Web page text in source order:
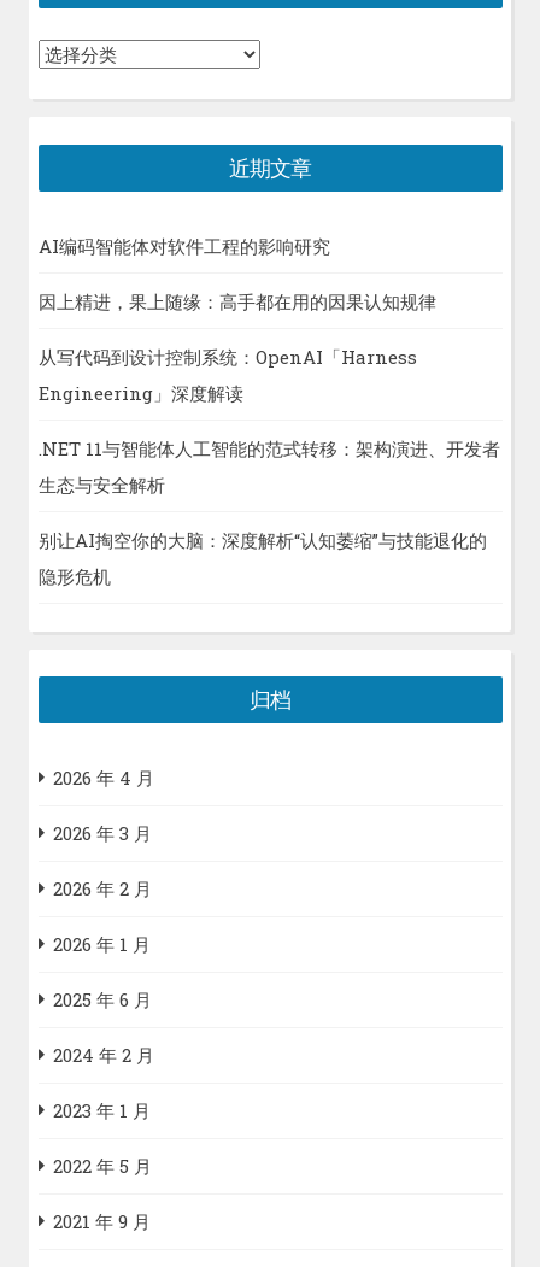
分
近期文章
AI编码智能体对软件工程的影响研究
因上精进，果上随缘：高手都在用的因果认知规律
从写代码到设计控制系统：OpenAI「Harness
Engineering」深度解读
.NET 11与智能体人工智能的范式转移：架构演进、开发者
生态与安全解析
别让AI掏空你的大脑：深度解析“认知萎缩”与技能退化的
隐形危机
归档
2026 年 4 月
2026 年 3 月
2026 年 2 月
2026 年 1 月
2025 年 6 月
2024 年 2 月
2023 年 1 月
2022 年 5 月
2021 年 9 月